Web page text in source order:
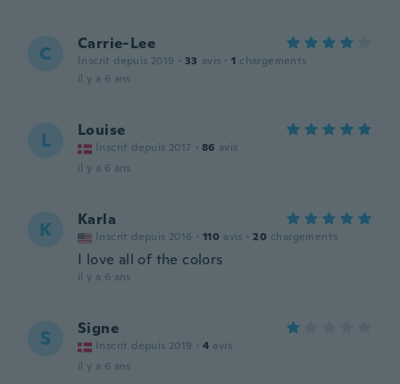
C Carrie-Lee
Inscrit depuis 2019 · 33 avis · 1 chargements
il y a 6 ans
L Louise
Inscrit depuis 2017 · 86 avis
il y a 6 ans
K Karla
Inscrit depuis 2016 · 110 avis · 20 chargements
I love all of the colors
il y a 6 ans
S Signe
Inscrit depuis 2019 · 4 avis
il y a 6 ans